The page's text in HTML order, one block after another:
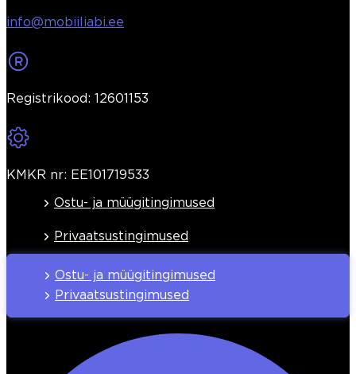
info@mobiiliabi.ee
Registrikood: 12601153
KMKR nr: EE101719533
Ostu- ja müügitingimused
Privaatsustingimused
Ostu- ja müügitingimused
Privaatsustingimused